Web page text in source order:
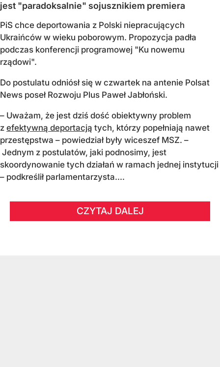
jest "paradoksalnie" sojusznikiem premiera
PiS chce deportowania z Polski niepracujących
Ukraińców w wieku poborowym. Propozycja padła
podczas konferencji programowej "Ku nowemu
rządowi".
Do postulatu odniósł się w czwartek na antenie Polsat
News poseł Rozwoju Plus Paweł Jabłoński.
– Uważam, że jest dziś dość obiektywny problem
z efektywną deportacją tych, którzy popełniają nawet
przestępstwa – powiedział były wiceszef MSZ. –
Jednym z postulatów, jaki podnosimy, jest
skoordynowanie tych działań w ramach jednej instytucji
– podkreślił parlamentarzysta....
CZYTAJ DALEJ